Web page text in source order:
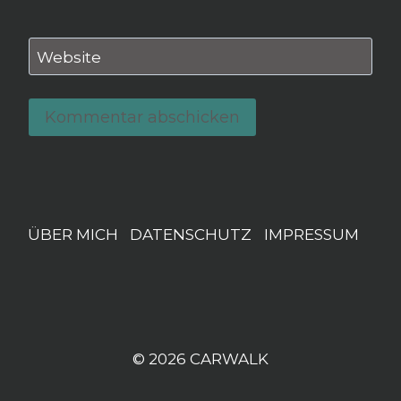
Website
ÜBER MICH DATENSCHUTZ IMPRESSUM
© 2026 CARWALK